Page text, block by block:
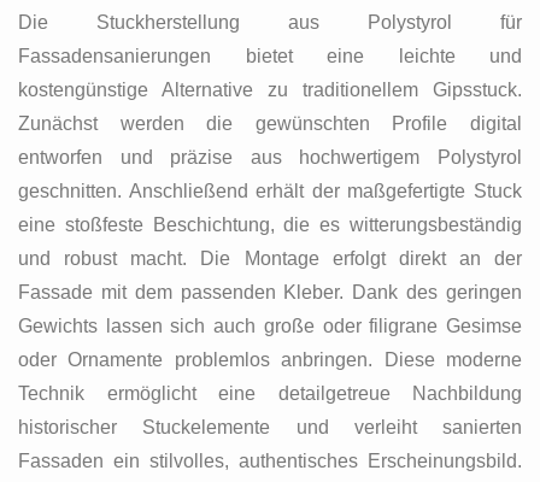
Die Stuckherstellung aus Polystyrol für
Fassadensanierungen bietet eine leichte und
kostengünstige Alternative zu traditionellem Gipsstuck.
Zunächst werden die gewünschten Profile digital
entworfen und präzise aus hochwertigem Polystyrol
geschnitten. Anschließend erhält der maßgefertigte Stuck
eine stoßfeste Beschichtung, die es witterungsbeständig
und robust macht. Die Montage erfolgt direkt an der
Fassade mit dem passenden Kleber. Dank des geringen
Gewichts lassen sich auch große oder filigrane Gesimse
oder Ornamente problemlos anbringen. Diese moderne
Technik ermöglicht eine detailgetreue Nachbildung
historischer Stuckelemente und verleiht sanierten
Fassaden ein stilvolles, authentisches Erscheinungsbild.